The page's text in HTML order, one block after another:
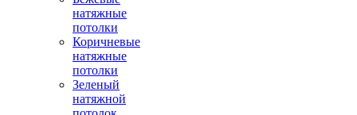
натяжные
потолки
Коричневые
натяжные
потолки
Зеленый
натяжной